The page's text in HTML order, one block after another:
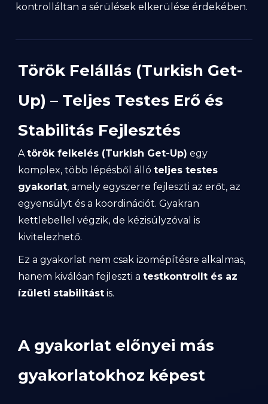
kontrolláltan a sérülések elkerülése érdekében.
Török Felállás (Turkish Get-
Up) – Teljes Testes Erő és
Stabilitás Fejlesztés
Atörök felkelés (Turkish Get-Up) egy
komplex, több lépésből álló teljes testes
gyakorlat, amely egyszerre fejleszti az erőt, az
egyensúlyt és a koordinációt. Gyakran
kettlebellel végzik, de kézisúlyzóval is
kivitelezhető.
Ez a gyakorlat nem csak izomépítésre alkalmas,
hanem kiválóan fejleszti a testkontrollt és az
ízületi stabilitást is.
A gyakorlat előnyei más
gyakorlatokhoz képest